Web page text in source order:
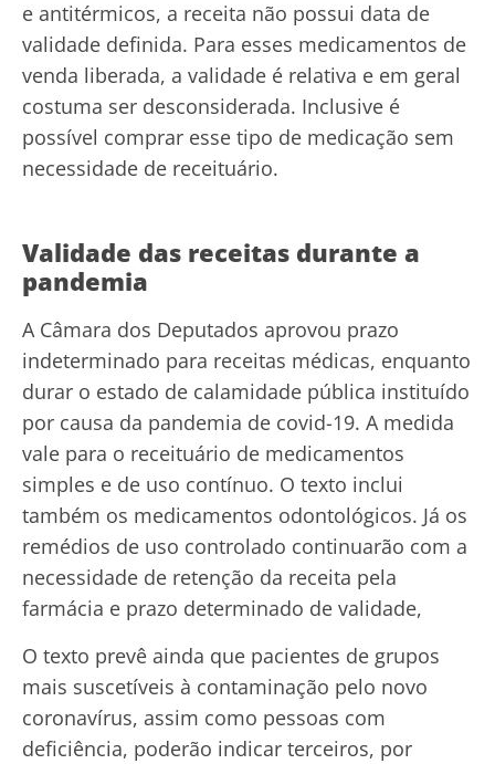
e antitérmicos, a receita não possui data de
validade definida. Para esses medicamentos de
venda liberada, a validade é relativa e em geral
costuma ser desconsiderada. Inclusive é
possível comprar esse tipo de medicação sem
necessidade de receituário.
Validade das receitas durante a
pandemia
A Câmara dos Deputados aprovou prazo
indeterminado para receitas médicas, enquanto
durar o estado de calamidade pública instituído
por causa da pandemia de covid-19. A medida
vale para o receituário de medicamentos
simples e de uso contínuo. O texto inclui
também os medicamentos odontológicos. Já os
remédios de uso controlado continuarão com a
necessidade de retenção da receita pela
farmácia e prazo determinado de validade,
O texto prevê ainda que pacientes de grupos
mais suscetíveis à contaminação pelo novo
coronavírus, assim como pessoas com
deficiência, poderão indicar terceiros, por